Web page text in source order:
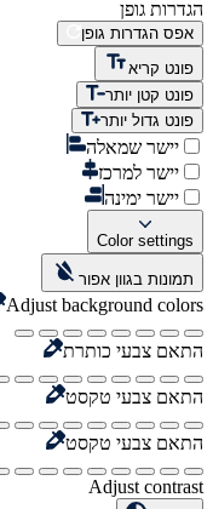
הגדרות גופן
אפס הגדרות גופן
פונט קריא
פונט קטן יותר
פונט גדול יותר
יישר שמאלה
יישר למרכז
יישר ימינה
Color settings
תמונות בגוון אפור
Adjust background colors
התאם צבעי כותרת
התאם צבעי טקסט
התאם צבעי טקסט
Adjust contrast